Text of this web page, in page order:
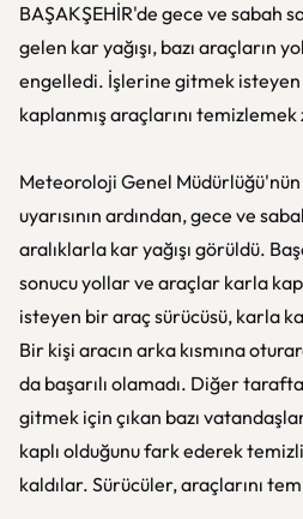
BAŞAKŞEHİR'de gece ve sabah
gelen kar yağışı, bazı araçların
engelledi. İşlerine gitmek
kaplanmış araçlarını
Meteoroloji Genel
uyarısının ardından, gece ve
aralıklarla kar yağışı görüldü.
sonucu yollar ve araçlar karla
isteyen bir araç sürücüsü, karla
Bir kişi aracın arka kısmına
da başarılı olamadı. Diğer
gitmek için çıkan bazı
kaplı olduğunu fark ederek
kaldılar. Sürücüler, araçlarını